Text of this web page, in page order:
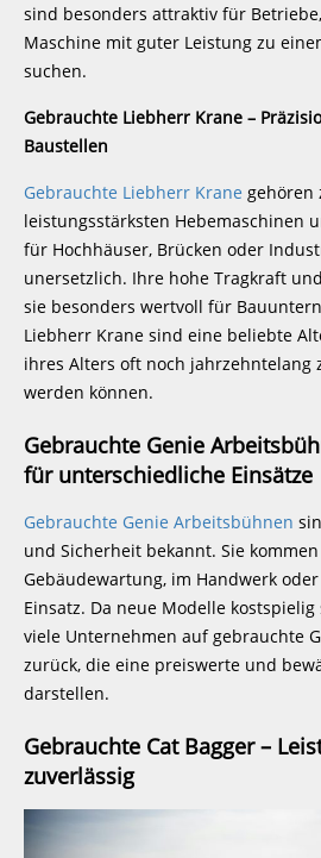
sind besonders attraktiv für
Maschine mit guter Leistung zu
suchen.
Gebrauchte Liebherr Krane –
Baustellen
Gebrauchte Liebherr Krane gehören
leistungsstärksten Hebemaschinen
für Hochhäuser, Brücken oder
unersetzlich. Ihre hohe Tragkraft
sie besonders wertvoll für
Liebherr Krane sind eine beliebte
ihres Alters oft noch jahrzehntelang
werden können.
Gebrauchte Genie
für unterschiedliche Einsätze
Gebrauchte Genie Arbeitsbühnen
und Sicherheit bekannt. Sie
Gebäudewartung, im Handwerk
Einsatz. Da neue Modelle
viele Unternehmen auf gebrauchte
zurück, die eine preiswerte und
darstellen.
Gebrauchte Cat Bagger –
zuverlässig